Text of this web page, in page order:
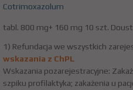
Cotrimoxazolum
tabl. 800 mg+ 160 mg 10 szt.
1) Refundacja we wszystkich
wskazania z ChPL
Wskazania pozarejestracyjne:
szpiku profilaktyka; zakażenia u